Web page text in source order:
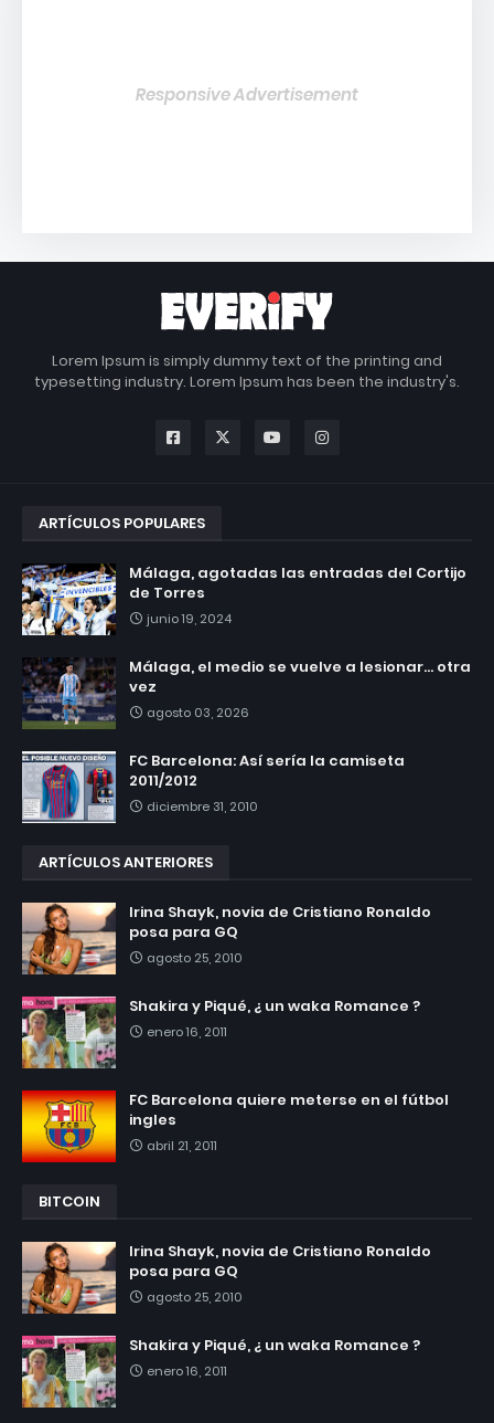
Responsive Advertisement
Lorem Ipsum is simply dummy text of the printing and
typesetting industry. Lorem Ipsum has been the industry's.
ARTÍCULOS POPULARES
Málaga, agotadas las entradas del Cortijo
de Torres
junio 19, 2024
Málaga, el medio se vuelve a lesionar... otra
vez
agosto 03, 2026
FC Barcelona: Así sería la camiseta
2011/2012
diciembre 31, 2010
ARTÍCULOS ANTERIORES
Irina Shayk, novia de Cristiano Ronaldo
posa para GQ
agosto 25, 2010
Shakira y Piqué, ¿ un waka Romance ?
enero 16, 2011
FC Barcelona quiere meterse en el fútbol
ingles
abril 21, 2011
BITCOIN
Irina Shayk, novia de Cristiano Ronaldo
posa para GQ
agosto 25, 2010
Shakira y Piqué, ¿ un waka Romance ?
enero 16, 2011